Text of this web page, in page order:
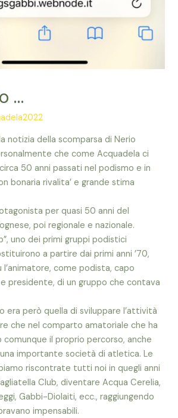
…
notizia della scomparsa di Nerio
che come Acquadela ci
50 anni passati nel podismo e in
bonaria rivalita’ e grande stima
per quasi 50 anni del
poi regionale e nazionale.
uno dei primi gruppi podistici
a partire dai primi anni ’70,
come podista, capo
presidente, di un gruppo che contava
era però quella di sviluppare l’attività
che nel comparto amatoriale che ha
il proprio percorso, anche
importante società di atletica. Le
riscontrate tutti noi in quegli anni
Club, diventare Acqua Cerelia,
Gabbi-Diolaiti, ecc., raggiungendo
impensabili.